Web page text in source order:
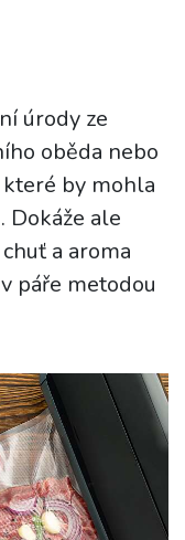
úrody ze
oběda nebo
by mohla
Dokáže ale
a aroma
páře metodou